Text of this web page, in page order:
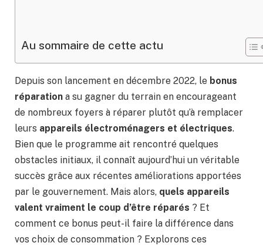
Au sommaire de cette actu
Depuis son lancement en décembre 2022, le bonus
réparation a su gagner du terrain en encourageant
de nombreux foyers à réparer plutôt qu’à remplacer
leurs appareils électroménagers et électriques.
Bien que le programme ait rencontré quelques
obstacles initiaux, il connaît aujourd’hui un véritable
succès grâce aux récentes améliorations apportées
par le gouvernement. Mais alors, quels appareils
valent vraiment le coup d’être réparés ? Et
comment ce bonus peut-il faire la différence dans
vos choix de consommation ? Explorons ces